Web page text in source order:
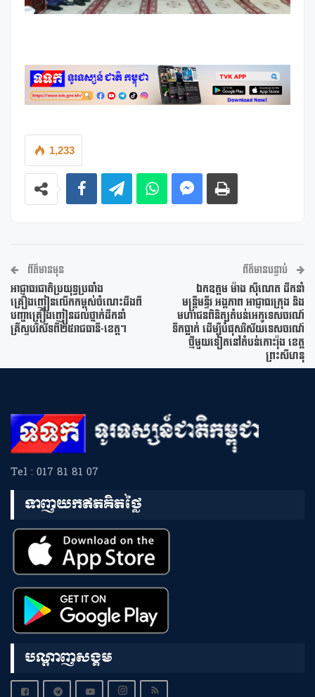
1,233
ព័ត៌មានមុន
អាជ្ញាធរជាតិប្រយុទ្ធប្រឆាំង
គ្រឿងញៀនលើកកម្ពស់ចំណេះដឹងពី
បញ្ហាគ្រឿងញៀនដល់ថ្នាក់ដឹកនាំ
គ្រីស្ទបរិស័ទពី២៥រាជធានី-ខេត្ត។
ព័ត៌មានបន្ទាប់
ឯកឧត្តម ម៉ាង ស៊ីណេត ដឹកនាំ
មន្ត្រីមន្ទីរ អង្គភាព អាជ្ញាធរក្រុង និង
មហាជនពិនិត្យតំបន់អេកូទេសចរណ៍
ទឹកធ្លាក់ ដើម្បីបំផុសវិស័យទេសចរណ៍
ថ្មីមួយទៀតនៅតំបន់កោះរ៉ុង ខេត្ត
ព្រះសីហនុ
Tel : 017 81 81 07
ទាញយកឥតគិតថ្លៃ
បណ្តាញសង្គម